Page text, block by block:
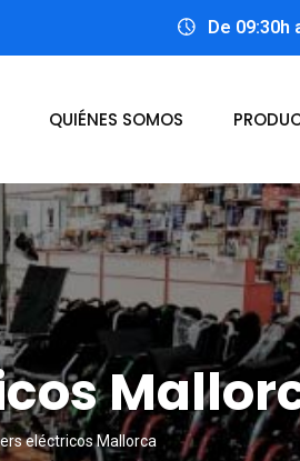
De 09:30h
QUIÉNES SOMOS
eléctricos Mallorca